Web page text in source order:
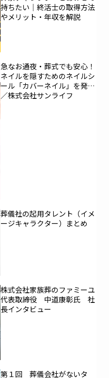
持ちたい｜終活士の取得方法
やメリット・年収を解説
急なお通夜・葬式でも安心！
ネイルを隠すためのネイルシ
ール「カバーネイル」を発売
／株式会社サンライフ
葬儀社の起用タレント（イメ
ージキャラクター）まとめ
株式会社家族葬のファミーユ
代表取締役 中道康彰氏 社
長インタビュー
第１回 葬儀会社がないタ